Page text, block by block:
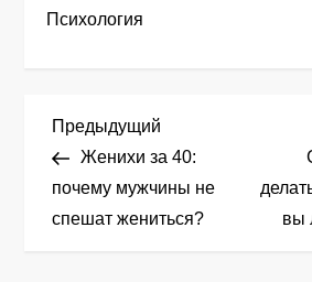
Психология
Н
а
в
Предыдущая
запись
Предыдущий
Женихи за 40:
почему мужчины не
спешат жениться?
вы